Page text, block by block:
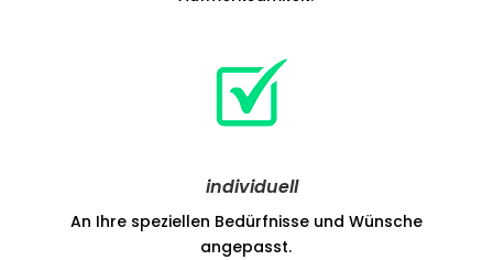
individuell
An Ihre speziellen Bedürfnisse und Wünsche
angepasst.